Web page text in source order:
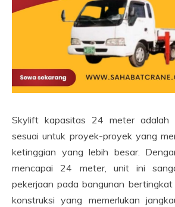
Skylift kapasitas 24 meter adalah
sesuai untuk proyek-proyek yang
ketinggian yang lebih besar.
mencapai 24 meter, unit ini
pekerjaan pada bangunan
konstruksi yang memerlukan